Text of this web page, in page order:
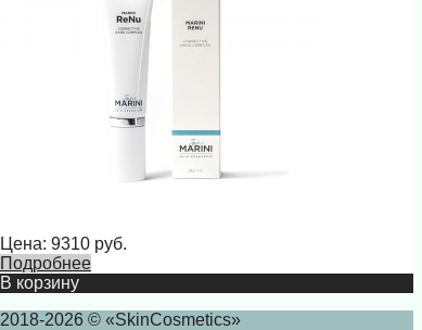
Цена: 9310 руб.
Подробнее
В корзину
2018-2026 © «SkinCosmetics»